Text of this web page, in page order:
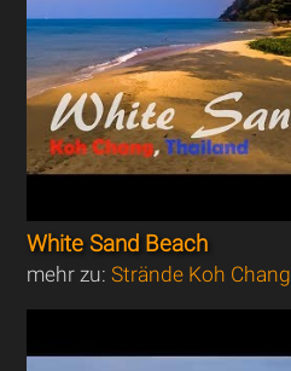
White Sand Beach
mehr zu:Strände Koh Chang